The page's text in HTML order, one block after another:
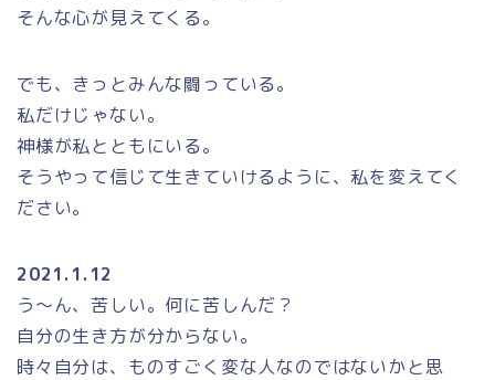
そんな心が見えてくる。
でも、きっとみんな闘っている。
私だけじゃない。
神様が私とともにいる。
そうやって信じて生きていけるように、私を変えてく
ださい。
2021.1.12
う～ん、苦しい。何に苦しんだ？
自分の生き方が分からない。
時々自分は、ものすごく変な人なのではないかと思